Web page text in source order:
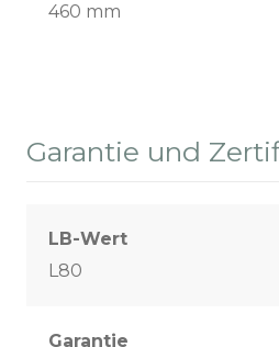
460 mm
Garantie und
LB-Wert
L80
Garantie